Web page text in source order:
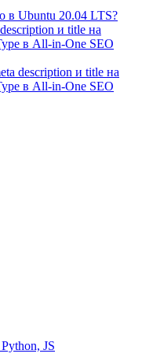
в Ubuntu 20.04 LTS?
и title на
в All-in-One SEO
description и title на
в All-in-One SEO
JS